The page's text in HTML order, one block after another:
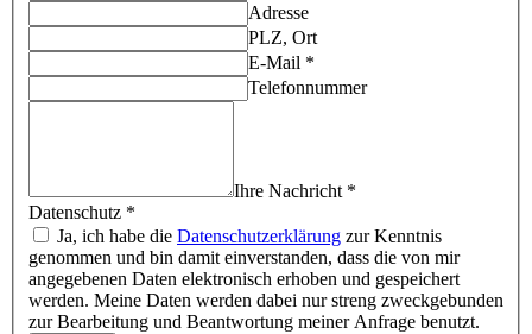
Adresse
PLZ, Ort
E-Mail *
Telefonnummer
Ihre Nachricht *
Datenschutz *
Ja, ich habe die Datenschutzerklärung zur Kenntnis
genommen und bin damit einverstanden, dass die von mir
angegebenen Daten elektronisch erhoben und gespeichert
werden. Meine Daten werden dabei nur streng zweckgebunden
zur Bearbeitung und Beantwortung meiner Anfrage benutzt.